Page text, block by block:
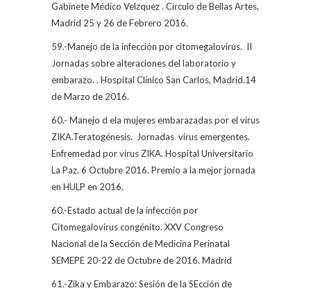
Gabinete Médico Velzquez . Circulo de Bellas Artes,
Madrid 25 y 26 de Febrero 2016.
59.-Manejo de la infección por citomegalovirus. II
Jornadas sobre alteraciones del laboratorio y
embarazo. . Hospital Clínico San Carlos, Madrid.14
de Marzo de 2016.
60.- Manejo d ela mujeres embarazadas por el virus
ZIKA.Teratogénesis.
Jornadas virus emergentes.
Enfremedad por virus ZIKA. Hospital Universitario
La Paz. 6 Octubre 2016. Premio a la mejor jornada
en HULP en 2016.
60.-Estado actual de la infección por
Citomegalovirus congénito. XXV Congreso
Nacional de la Sección de Medicina Perinatal
SEMEPE 20-22 de Octubre de 2016. Madrid
61.-Zika y Embarazo: Sesión de la SEcción de